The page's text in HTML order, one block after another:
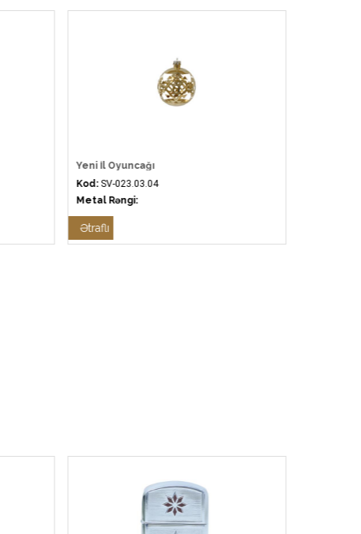
Yeni İl Oyuncağı
Kod: SV-023.03.04
Metal Rəngi:
Ətraflı